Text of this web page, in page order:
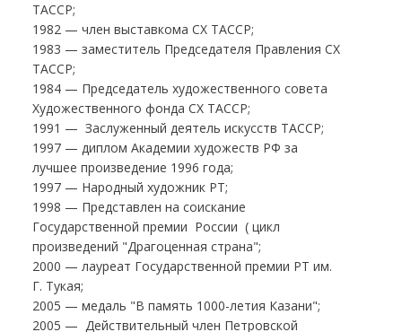
ТАССР;
1982 — член выставкома СХ ТАССР;
1983 — заместитель Председателя Правления СХ
ТАССР;
1984 — Председатель художественного совета
Художественного фонда СХ ТАССР;
1991 — Заслуженный деятель искусств ТАССР;
1997 — диплом Академии художеств РФ за
лучшее произведение 1996 года;
1997 — Народный художник РТ;
1998 — Представлен на соискание
Государственной премии России ( цикл
произведений "Драгоценная страна";
2000 — лауреат Государственной премии РТ им.
Г. Тукая;
2005 — медаль "В память 1000-летия Казани";
2005 — Действительный член Петровской